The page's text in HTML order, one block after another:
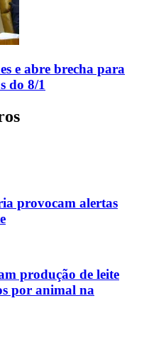
e abre brecha para
do 8/1
provocam alertas
produção de leite
por animal na